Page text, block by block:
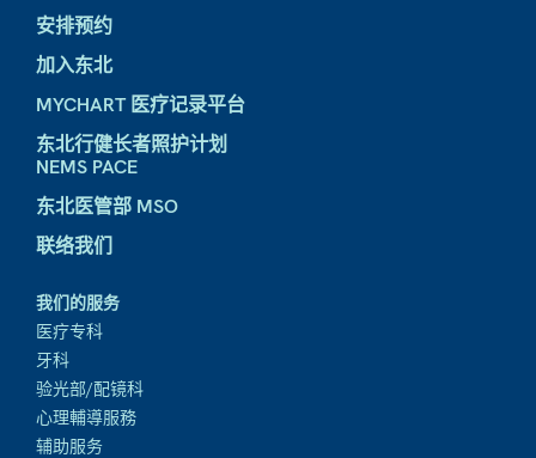
安排预约
加入东北
MYCHART 医疗记录平台
东北行健长者照护计划
NEMS PACE
东北医管部 MSO
联络我们
我们的服务
医疗专科
牙科
验光部/配镜科
心理輔導服務
辅助服务